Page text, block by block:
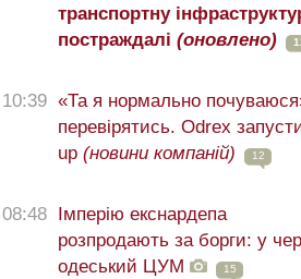
транспортну
постраждалі (оновлено)
10:39 «Та я нормально
перевірятись. Odrex
up (новини компаній) 12
08:48
Імперію екснардепа
розпродають за борги: у
одеський ЦУМ
15